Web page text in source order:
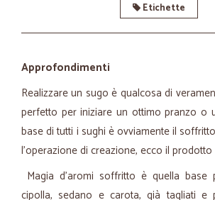
Etichette
Approfondimenti
Realizzare un sugo è qualcosa di
perfetto per iniziare un ottimo pranzo o
base di tutti i sughi è ovviamente il
l'operazione di creazione, ecco il
Magia d'aromi soffritto è quella base
cipolla, sedano e carota, già tagliati e